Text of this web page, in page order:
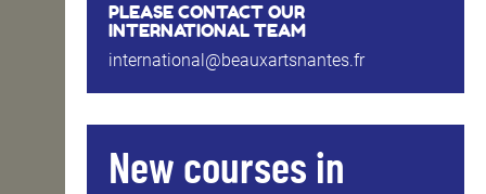
PLEASE CONTACT OUR
INTERNATIONAL TEAM
international@beauxartsnantes.fr
New courses in